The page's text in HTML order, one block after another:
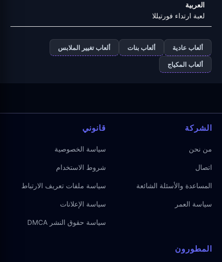
العربية
لعبة ارتداء فورتيللا
ألعاب عادية ألعاب بنات ألعاب تغيير الملابس
ألعاب المكياج
الشركة
من نحن
اتصال
المساعدة والأسئلة الشائعة
سياسة العمر
قانوني
سياسة الخصوصية
شروط الاستخدام
سياسة ملفات تعريف الارتباط
سياسة الإعلانات
سياسة حقوق النشر DMCA
المطورون